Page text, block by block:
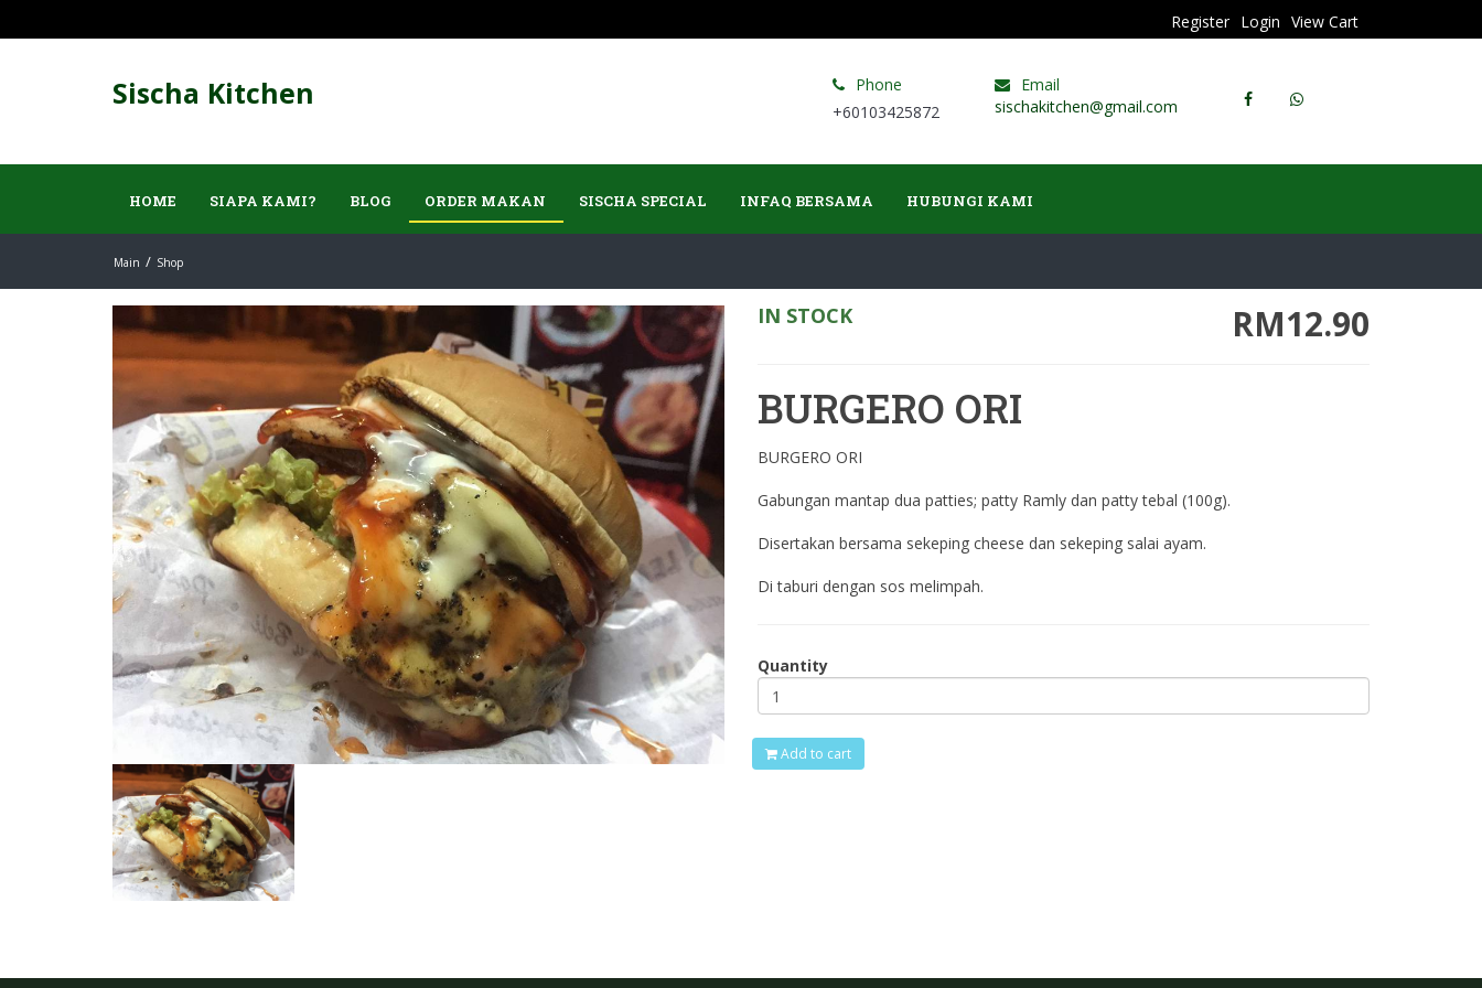
View Cart
Login
Register
Sischa Kitchen
Email
sischakitchen@gmail.com
Phone
+60103425872
HOME SIAPA KAMI? BLOG ORDER MAKAN SISCHA SPECIAL INFAQ BERSAMA HUBUNGI KAMI
Main Shop
RM12.90
IN STOCK
BURGERO ORI
BURGERO ORI
Gabungan mantap dua patties; patty Ramly dan patty tebal (100g).
Disertakan bersama sekeping cheese dan sekeping salai ayam.
Di taburi dengan sos melimpah.
Quantity
Add to cart